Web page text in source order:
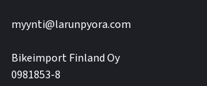
myynti@larunpyora.com
Bikeimport Finland Oy
0981853-8